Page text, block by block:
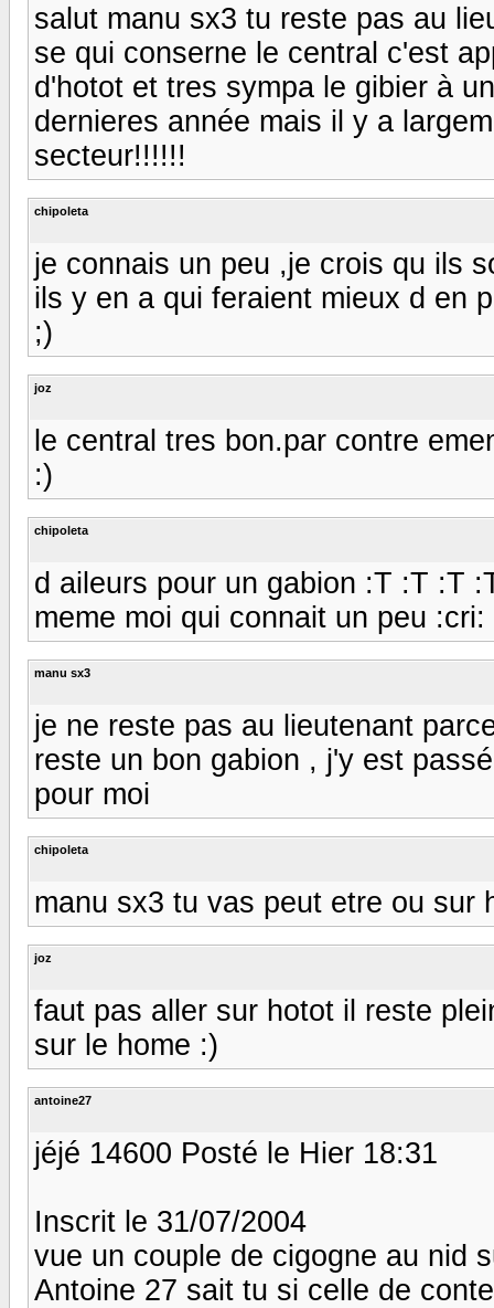
salut manu sx3 tu reste pas au
se qui conserne le central c'est
d'hotot et tres sympa le gibier à
dernieres année mais il y a
secteur!!!!!!
chipoleta
je connais un peu ,je crois qu ils
ils y en a qui feraient mieux d en
;)
joz
le central tres bon.par contre
:)
chipoleta
d aileurs pour un gabion :T :T :T
meme moi qui connait un peu :cri:
manu sx3
je ne reste pas au lieutenant
reste un bon gabion , j'y est
pour moi
chipoleta
manu sx3 tu vas peut etre ou sur
joz
faut pas aller sur hotot il reste
sur le home :)
antoine27
jéjé 14600 Posté le Hier 18:31
Inscrit le 31/07/2004
vue un couple de cigogne au nid
Antoine 27 sait tu si celle de